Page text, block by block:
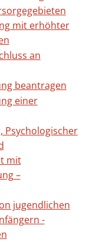
mit erhöhter
an
beantragen
einer
Psychologischer
mit
–
jugendlichen
-